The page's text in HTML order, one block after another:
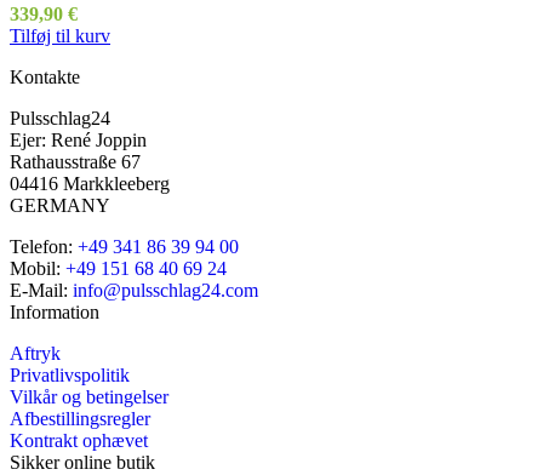
339,90 €
Tilføj til kurv
Kontakte
Pulsschlag24
Ejer: René Joppin
Rathausstraße 67
04416 Markkleeberg
GERMANY
Telefon: +49 341 86 39 94 00
Mobil: +49 151 68 40 69 24
E-Mail: info@pulsschlag24.com
Information
Aftryk
Privatlivspolitik
Vilkår og betingelser
Afbestillingsregler
Kontrakt ophævet
Sikker online butik